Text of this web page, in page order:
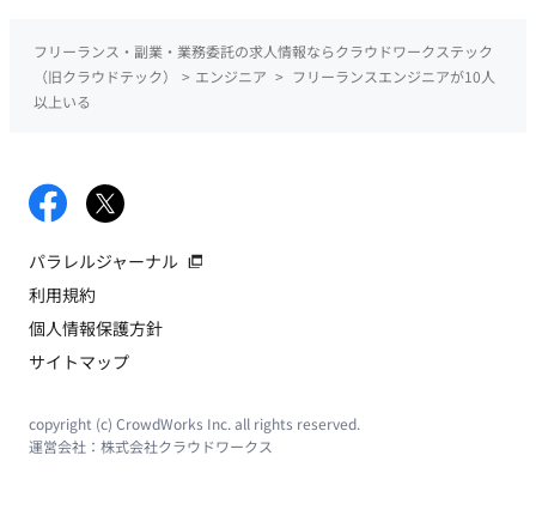
ターモーションを専用ツール（タイムライン等）上で組み合わ
せる作業や、カメラのアングル、カット割り、揺れ（シェイ
ク）、ヒットストップなどのカメラワークおよびタイミングの
め、社会保険加入必須） ・稼働量：週5日 ・稼働曜日：月～金
・稼働時間：10:00～19:00（所定労働時間8H、休憩1H）※上
方：一部リモート（東京都渋谷区）※上長の許可があれば週2日
まではリモート可（業務に慣れるまではフル出社） ・交通費：
支給 ・時給：2,500円～2,800円 ※スキル・経験によって変動
・その他：月末締め、25日支払い
フリーランス・副業・業務委託の求人情報ならクラウドワークステック
（旧クラウドテック）
> エンジニア > フリーランスエンジニアが10人
以上いる
パラレルジャーナル
利用規約
個人情報保護方針
サイトマップ
copyright (c) CrowdWorks Inc. all rights reserved.
運営会社： 株式会社クラウドワークス